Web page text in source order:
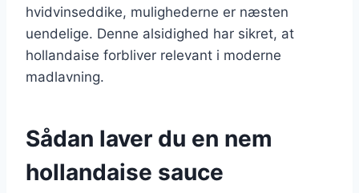
hvidvinseddike, mulighederne er næsten
uendelige. Denne alsidighed har sikret, at
hollandaise forbliver relevant i moderne
madlavning.
Sådan laver du en nem
hollandaise sauce